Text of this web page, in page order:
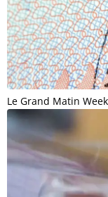
Le Grand Matin